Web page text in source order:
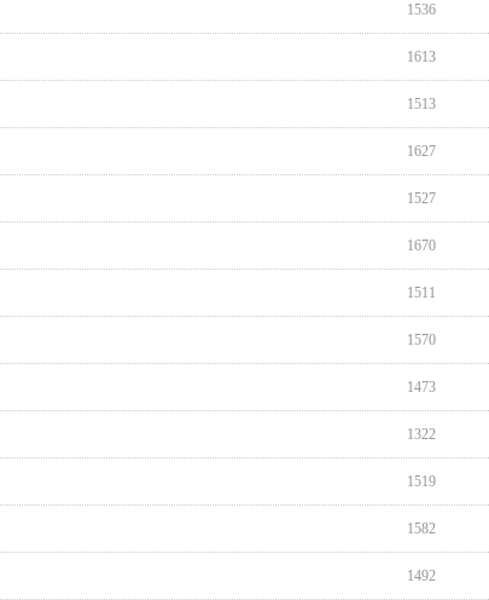
1536
1613
1513
1627
1527
1670
1511
1570
1473
1322
1519
1582
1492